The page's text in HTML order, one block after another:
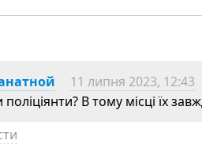
11 липня 2023, 12:43
В тому місці їх